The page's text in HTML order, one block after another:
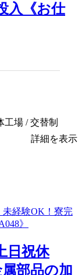
入《お仕
場 / 交替制
詳細を表示
日祝休
部品の加